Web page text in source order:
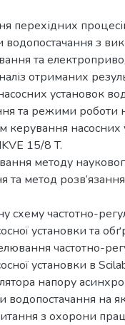
перехідних
водопостачання з
та
отриманих
установок
та режими роботи
керування насосних
15/8 T.
методу
метод
схему частотно-
установки та
частотно-
установки в
напору
водопостачання на
з охорони